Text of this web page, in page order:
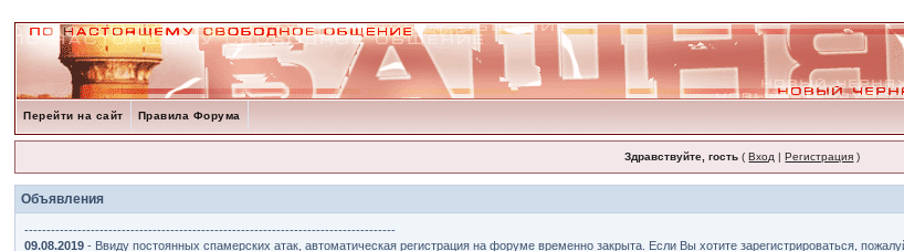
Перейти на сайт Правила Форума
Здравствуйте, гость (Вход |Регистрация )
Объявления
------------------------------------------------------------------------------------
09.08.2019 - Ввиду постоянных спамерских атак, автоматическая регистрация на форуме временно закрыта. Если Вы хотите зарегистрироваться,